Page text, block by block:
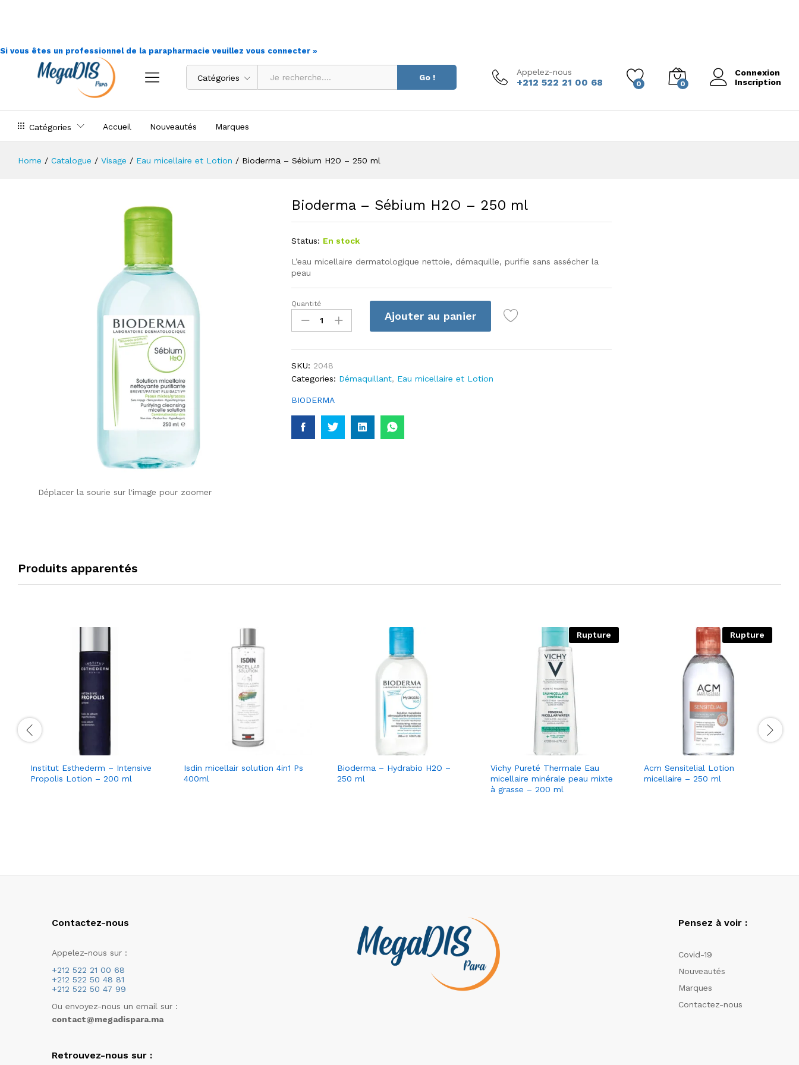
Si vous êtes un professionnel de la parapharmacie veuillez vous connecter »
Catégories Go !
Appelez-nous
+212 522 21 00 68 0 0
Connexion
Inscription
Catégories Accueil Nouveautés Marques
Home / Catalogue / Visage / Eau micellaire et Lotion / Bioderma – Sébium H2O – 250 ml
Déplacer la sourie sur l'image pour zoomer
Bioderma – Sébium H2O – 250 ml
Status: En stock
L’eau micellaire dermatologique nettoie, démaquille, purifie sans assécher la
peau
Bioderma
Sébium
250
ml
quantité
Quantité
Ajouter au panier
SKU: 2048
Categories: Démaquillant, Eau micellaire et Lotion
BIODERMA
Produits apparentés
Institut Esthederm – Intensive
Propolis Lotion – 200 ml
Isdin micellair solution 4in1 Ps
400ml
Bioderma – Hydrabio H2O –
250 ml
Rupture
Vichy Pureté Thermale Eau
micellaire minérale peau mixte
à grasse – 200 ml
Rupture
Acm Sensitelial Lotion
micellaire – 250 ml
Contactez-nous
Appelez-nous sur :
+212 522 21 00 68
+212 522 50 48 81
+212 522 50 47 99
Ou envoyez-nous un email sur :
contact@megadispara.ma
Retrouvez-nous sur :
Pensez à voir :
Covid-19
Nouveautés
Marques
Contactez-nous